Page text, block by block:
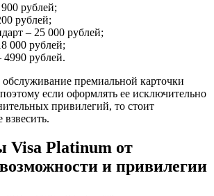
рублей;
рублей;
– 25 000 рублей;
000 рублей;
рублей.
премиальной карточки
если оформлять ее исключительно
привилегий, то стоит
взвесить.
Visa Platinum от
и привилегии